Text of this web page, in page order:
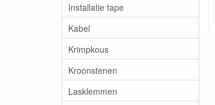
Installatie tape
Kabel
Krimpkous
Kroonstenen
Lasklemmen